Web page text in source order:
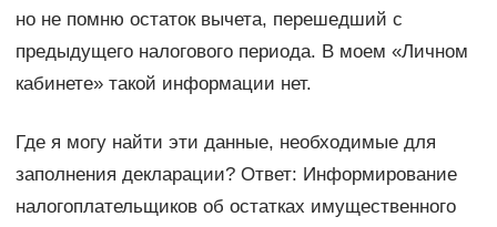
но не помню остаток вычета, перешедший с
предыдущего налогового периода. В моем «Личном
кабинете» такой информации нет.
Где я могу найти эти данные, необходимые для
заполнения декларации? Ответ: Информирование
налогоплательщиков об остатках имущественного